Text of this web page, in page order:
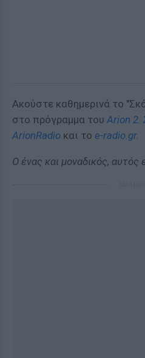
Aκούστε καθημερινά τo
στο πρόγραμμα τουArion 2.
ArionRadio και το e-radio.gr.
Ο ένας και μοναδικός, αυτός